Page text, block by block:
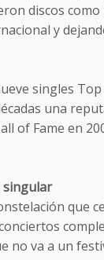
discos como
y
singles
una
of Fame en
singular
que
no va a un